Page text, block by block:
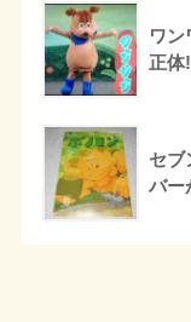
ワン
正体
セブ
バー